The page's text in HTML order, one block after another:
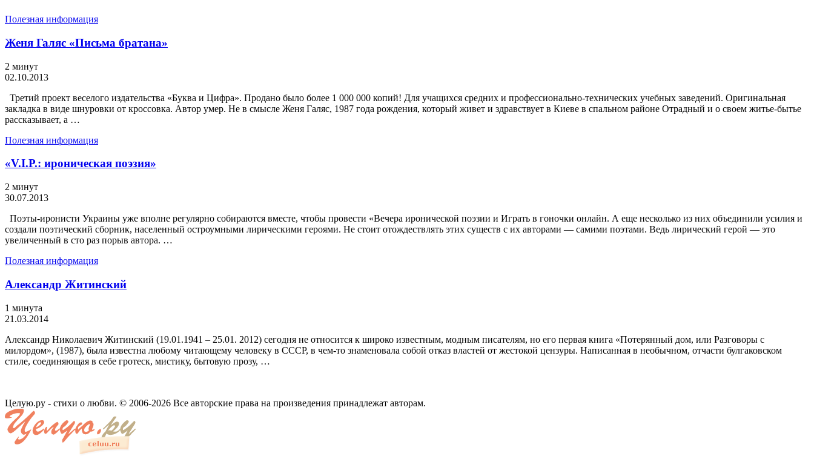
Полезная информация
Женя Галяс «Письма братана»
2 минут
02.10.2013
Третий проект веселого издательства «Буква и Цифра». Продано было более 1 000 000 копий! Для учащихся средних и профессионально-технических учебных заведений. Оригинальная
закладка в виде шнуровки от кроссовка. Автор умер. Не в смысле Женя Галяс, 1987 года рождения, который живет и здравствует в Киеве в спальном районе Отрадный и о своем житье-бытье
рассказывает, а …
Полезная информация
«V.I.P.: ироническая поэзия»
2 минут
30.07.2013
Поэты-иронисти Украины уже вполне регулярно собираются вместе, чтобы провести «Вечера иронической поэзии и Играть в гоночки онлайн. А еще несколько из них объединили усилия и
создали поэтический сборник, населенный остроумными лирическими героями. Не стоит отождествлять этих существ с их авторами — самими поэтами. Ведь лирический герой — это
увеличенный в сто раз порыв автора. …
Полезная информация
Александр Житинский
1 минута
21.03.2014
Александр Николаевич Житинский (19.01.1941 – 25.01. 2012) сегодня не относится к широко известным, модным писателям, но его первая книга «Потерянный дом, или Разговоры с
милордом», (1987), была известна любому читающему человеку в СССР, в чем-то знаменовала собой отказ властей от жестокой цензуры. Написанная в необычном, отчасти булгаковском
стиле, соединяющая в себе гротеск, мистику, бытовую прозу, …
Целую.ру - стихи о любви. © 2006-2026 Все авторские права на произведения принадлежат авторам.